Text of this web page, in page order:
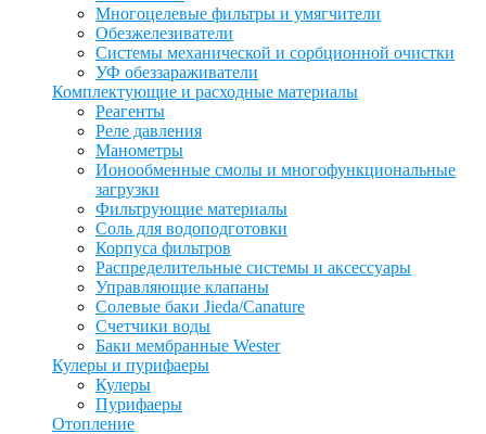
Многоцелевые фильтры и умягчители
Обезжелезиватели
Системы механической и сорбционной очистки
УФ обеззараживатели
Комплектующие и расходные материалы
Реагенты
Реле давления
Манометры
Ионообменные смолы и многофункциональные
загрузки
Фильтрующие материалы
Соль для водоподготовки
Корпуса фильтров
Распределительные системы и аксессуары
Управляющие клапаны
Солевые баки Jieda/Canature
Счетчики воды
Баки мембранные Wester
Кулеры и пурифаеры
Кулеры
Пурифаеры
Отопление